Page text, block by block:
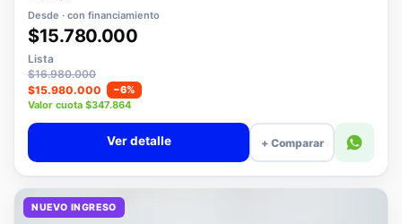
📍 Maipú
Desde · con financiamiento
$15.780.000
Lista
$16.980.000
$15.980.000
−6%
Valor cuota $347.864
+ Comparar